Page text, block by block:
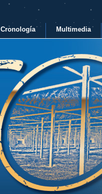
Multimedia
Cronología